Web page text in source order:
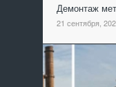
Демонтаж
21 сентября,